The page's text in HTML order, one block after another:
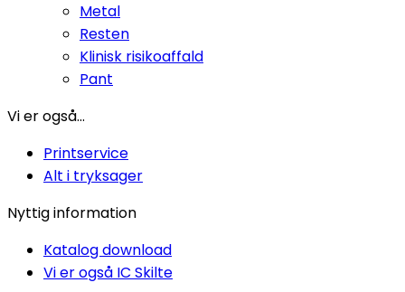
Metal
Resten
Klinisk risikoaffald
Pant
Vi er også...
Printservice
Alt i tryksager
Nyttig information
Katalog download
Vi er også IC Skilte